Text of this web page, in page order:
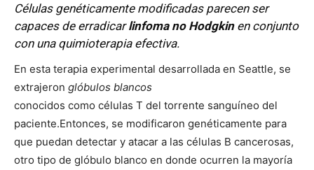
Células genéticamente modificadas parecen ser
capaces de erradicarlinfoma no Hodgkin en conjunto
con una quimioterapia efectiva.
En esta terapia experimental desarrollada en Seattle, se
extrajeron glóbulos blancos
conocidos como células T del torrente sanguíneo del
paciente.Entonces, se modificaron genéticamente para
que puedan detectar y atacar a las células B cancerosas,
otro tipo de glóbulo blanco en donde ocurren la mayoría